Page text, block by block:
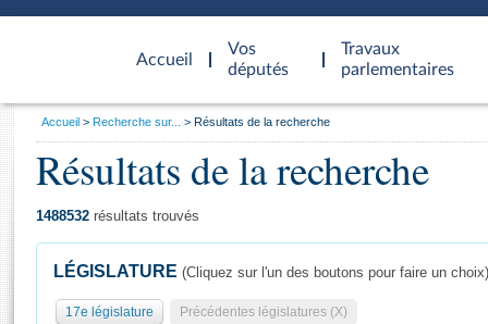
Accueil
d'accueil
Vos
députés
Travaux
parlementaires
Général
Vous
Accueil Recherche sur... Résultats de la recherche
Résultats de la recherche
1488532 résultats trouvés
LÉGISLATURE (Cliquez sur l'un des boutons pour faire un choix)
17e législature Précédentes législatures (X)